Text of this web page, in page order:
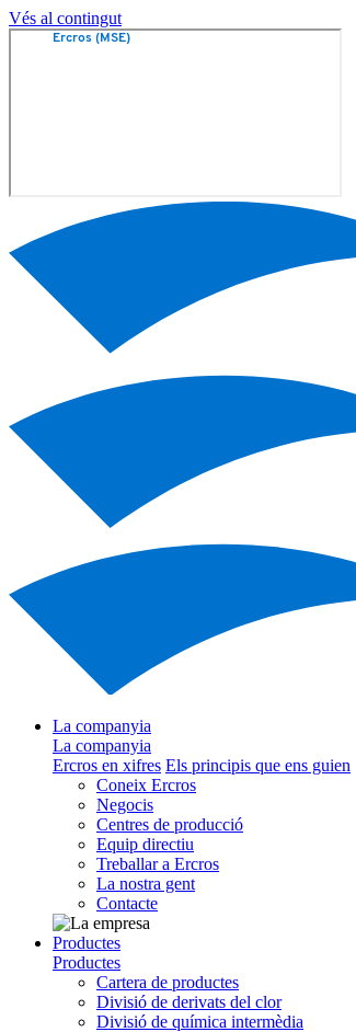
Vés al contingut
La companyia
La companyia
Ercros en xifres Els principis que ens guien
Coneix Ercros
Negocis
Centres de producció
Equip directiu
Treballar a Ercros
La nostra gent
Contacte
Productes
Productes
Cartera de productes
Divisió de derivats del clor
Divisió de química intermèdia